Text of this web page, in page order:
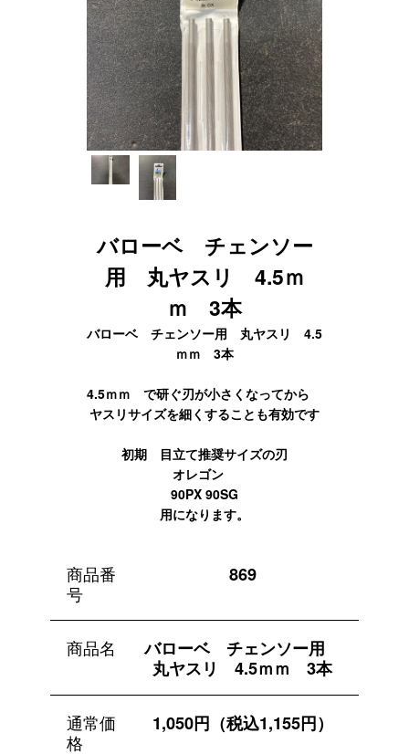
バローベ チェンソー
用 丸ヤスリ 4.5ｍ
ｍ 3本
バローベ チェンソー用 丸ヤスリ 4.5
ｍｍ 3本
4.5ｍｍ で研ぐ刃が小さくなってから
ヤスリサイズを細くすることも有効です
初期 目立て推奨サイズの刃
オレゴン
90PX 90SG
用になります。
商品番
号
869
商品名
バローベ チェンソー用
丸ヤスリ 4.5ｍｍ 3本
通常価
格
1,050円（税込1,155円）